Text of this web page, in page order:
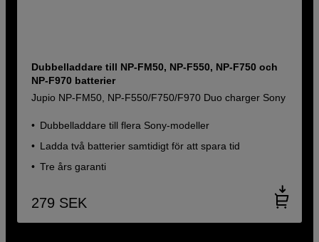
Dubbelladdare till NP-FM50, NP-F550, NP-F750 och
NP-F970 batterier
Jupio NP-FM50, NP-F550/F750/F970 Duo charger Sony
Dubbelladdare till flera Sony-modeller
Ladda två batterier samtidigt för att spara tid
Tre års garanti
279 SEK